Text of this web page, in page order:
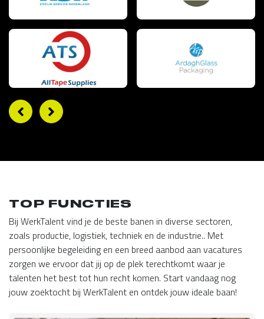
TOP FUNCTIES
Bij WerkTalent vind je de beste banen in diverse sectoren,
zoals productie, logistiek, techniek en de industrie.. Met
persoonlijke begeleiding en een breed aanbod aan vacatures
zorgen we ervoor dat jij op de plek terechtkomt waar je
talenten het best tot hun recht komen. Start vandaag nog
jouw zoektocht bij WerkTalent en ontdek jouw ideale baan!